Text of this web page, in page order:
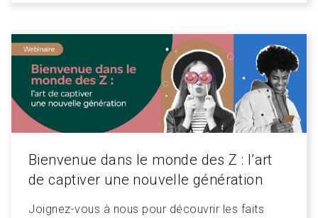
Bienvenue dans le monde des Z : l’art
de captiver une nouvelle génération
Joignez-vous à nous pour découvrir les faits